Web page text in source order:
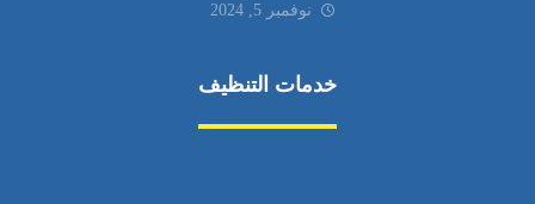
نوفمبر 5, 2024
خدمات التنظيف